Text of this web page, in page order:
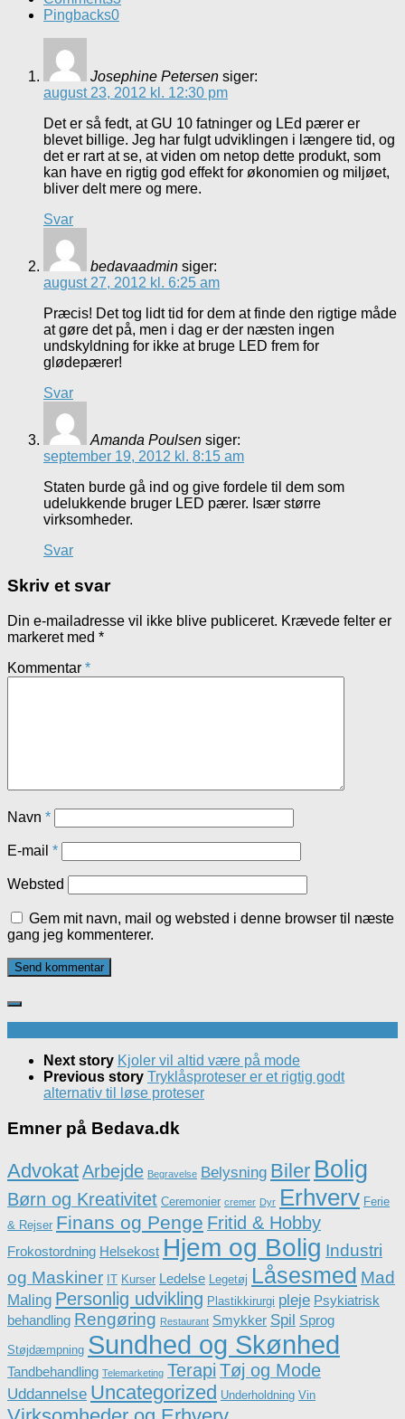
Pingbacks0
Josephine Petersen siger:
august 23, 2012 kl. 12:30 pm
Det er så fedt, at GU 10 fatninger og LEd pærer er
blevet billige. Jeg har fulgt udviklingen i længere tid, og
det er rart at se, at viden om netop dette produkt, som
kan have en rigtig god effekt for økonomien og miljøet,
bliver delt mere og mere.
Svar
bedavaadmin siger:
august 27, 2012 kl. 6:25 am
Præcis! Det tog lidt tid for dem at finde den rigtige måde
at gøre det på, men i dag er der næsten ingen
undskyldning for ikke at bruge LED frem for
glødepærer!
Svar
Amanda Poulsen siger:
september 19, 2012 kl. 8:15 am
Staten burde gå ind og give fordele til dem som
udelukkende bruger LED pærer. Især større
virksomheder.
Svar
Skriv et svar
Din e-mailadresse vil ikke blive publiceret. Krævede felter er
markeret med *
Kommentar *
Navn *
E-mail *
Websted
Gem mit navn, mail og websted i denne browser til næste
gang jeg kommenterer.
Next story Kjoler vil altid være på mode
Previous story Tryklåsproteser er et rigtig godt
alternativ til løse proteser
Emner på Bedava.dk
AdvokatArbejde Begravelse Belysning Biler Bolig
Børn og Kreativitet Ceremonier cremer Dyr Erhverv Ferie
& Rejser Finans og Penge Fritid & Hobby
Frokostordning Helsekost Hjem og Bolig Industri
og Maskiner IT Kurser Ledelse Legetøj Låsesmed Mad
Maling Personlig udvikling Plastikkirurgi pleje Psykiatrisk
behandling Rengøring Restaurant Smykker Spil Sprog
Støjdæmpning Sundhed og Skønhed
Tandbehandling Telemarketing Terapi Tøj og Mode
Uddannelse Uncategorized Underholdning Vin